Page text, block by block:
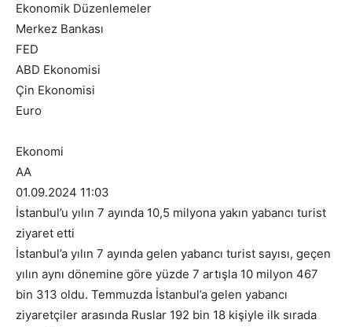
Ekonomik Düzenlemeler
Merkez Bankası
FED
ABD Ekonomisi
Çin Ekonomisi
Euro
Ekonomi
AA
01.09.2024 11:03
İstanbul’u yılın 7 ayında 10,5 milyona yakın yabancı turist
ziyaret etti
İstanbul’a yılın 7 ayında gelen yabancı turist sayısı, geçen
yılın aynı dönemine göre yüzde 7 artışla 10 milyon 467
bin 313 oldu. Temmuzda İstanbul’a gelen yabancı
ziyaretçiler arasında Ruslar 192 bin 18 kişiyle ilk sırada